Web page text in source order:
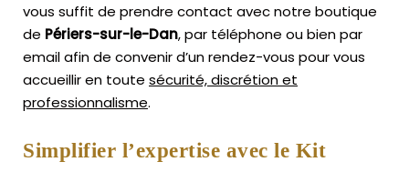
vous suffit de prendre contact avec notre boutique
de Périers-sur-le-Dan, par téléphone ou bien par
email afin de convenir d’un rendez-vous pour vous
accueillir en toute sécurité, discrétion et
professionnalisme.
Simplifier l’expertise avec le Kit